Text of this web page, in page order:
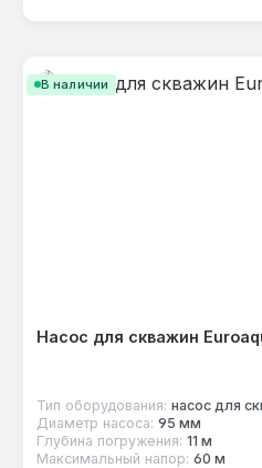
В наличии
Насос для скважин
Тип оборудования: насос для
Диаметр насоса: 95 мм
Глубина погружения: 11 м
Максимальный напор: 60 м